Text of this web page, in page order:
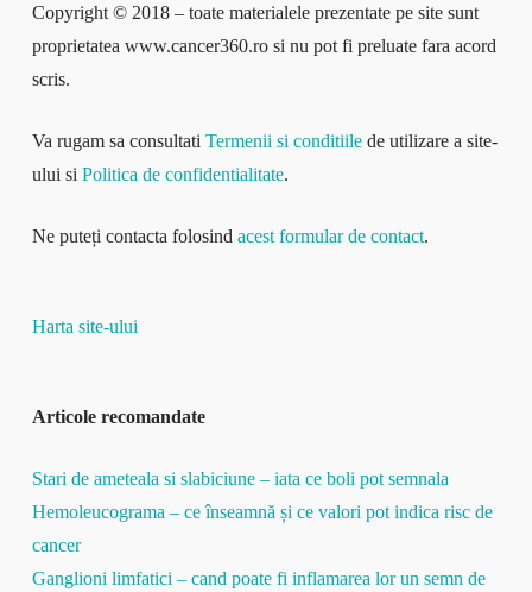
Copyright © 2018 – toate materialele prezentate pe site sunt
proprietatea www.cancer360.ro si nu pot fi preluate fara acord
scris.
Va rugam sa consultati Termenii si conditiilede utilizare a site-
ului si Politica de confidentialitate.
Ne puteți contacta folosind acest formular de contact.
Harta site-ului
Articole recomandate
Stari de ameteala si slabiciune – iata ce boli pot semnala
Hemoleucograma – ce înseamnă și ce valori pot indica risc de
cancer
Ganglioni limfatici – cand poate fi inflamarea lor un semn de